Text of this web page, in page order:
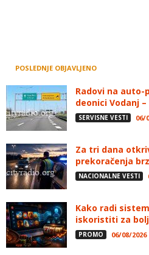
POSLEDNJE OBJAVLJENO
Radovi na auto-
deonici Vodanj –
SERVISNE VESTI 06/
Za tri dana
prekoračenja
NACIONALNE VESTI
Kako radi
iskoristiti za
PROMO 06/08/2026